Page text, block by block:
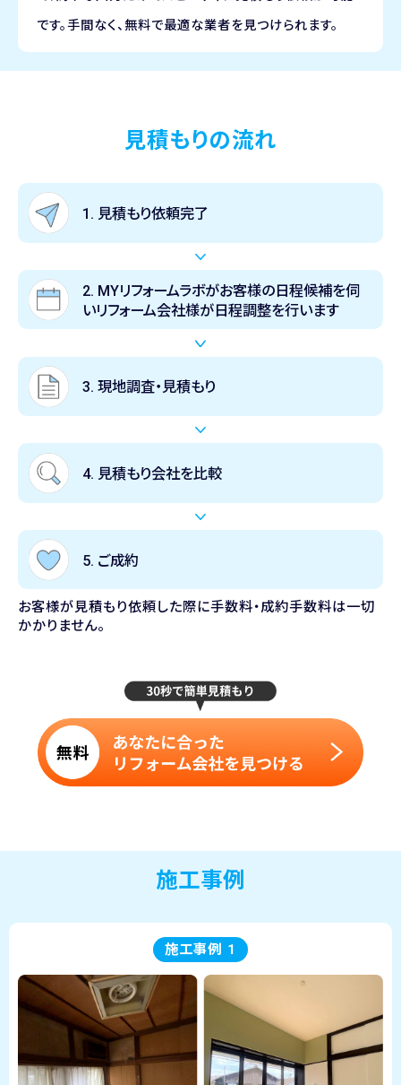
です。手間なく、無料で最適な業者を見つけられます。
見積もりの流れ
1. 見積もり依頼完了
2. MYリフォームラボがお客様の日程候補を伺
いリフォーム会社様が日程調整を行います
3. 現地調査・見積もり
4. 見積もり会社を比較
5. ご成約
お客様が見積もり依頼した際に手数料・成約手数料は一切
かかりません。
施工事例
施工事例 1